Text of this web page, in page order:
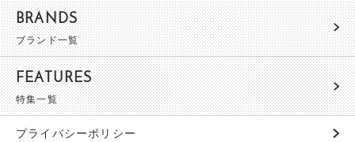
BRANDS
ブランド一覧
FEATURES
特集一覧
プライバシーポリシー